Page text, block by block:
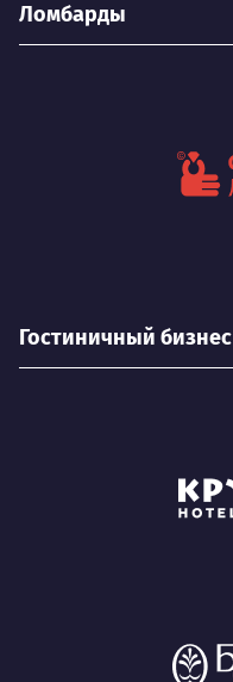
Ломбарды
Гостиничный бизнес